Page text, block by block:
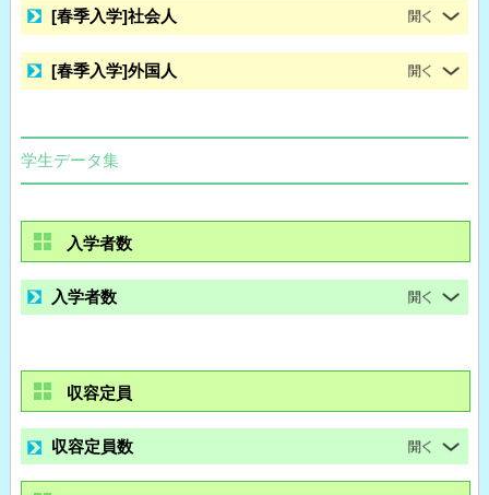
[春季入学]社会人
[春季入学]外国人
学生データ集
入学者数
入学者数
収容定員
収容定員数